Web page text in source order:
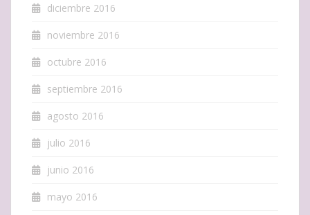
diciembre 2016
noviembre 2016
octubre 2016
septiembre 2016
agosto 2016
julio 2016
junio 2016
mayo 2016